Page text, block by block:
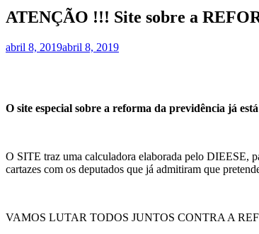
ATENÇÃO !!! Site sobre a
abril 8, 2019abril 8, 2019
O site especial sobre a reforma da previdência já
O SITE traz uma calculadora elaborada pelo DIEESE,
cartazes com os deputados que já admitiram que
VAMOS LUTAR TODOS JUNTOS CONTRA A